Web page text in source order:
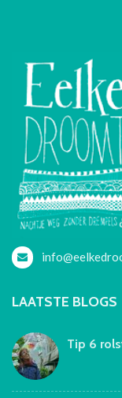
LAATSTE BLOGS
Tip 6